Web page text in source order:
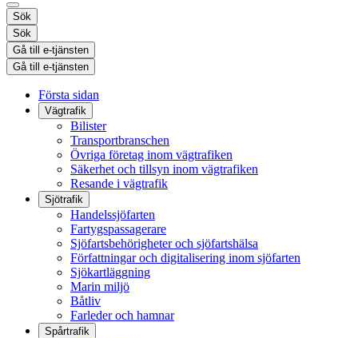
Sök
Sök
Gå till e-tjänsten
Gå till e-tjänsten
Första sidan
Vägtrafik
Bilister
Transportbranschen
Övriga företag inom vägtrafiken
Säkerhet och tillsyn inom vägtrafiken
Resande i vägtrafik
Sjötrafik
Handelssjöfarten
Fartygspassagerare
Sjöfartsbehörigheter och sjöfartshälsa
Författningar och digitalisering inom sjöfarten
Sjökartläggning
Marin miljö
Båtliv
Farleder och hamnar
Spårtrafik